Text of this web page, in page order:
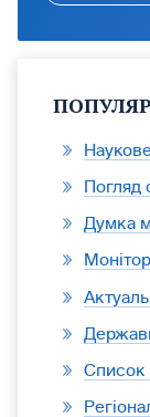
Погляд
Думка
Список